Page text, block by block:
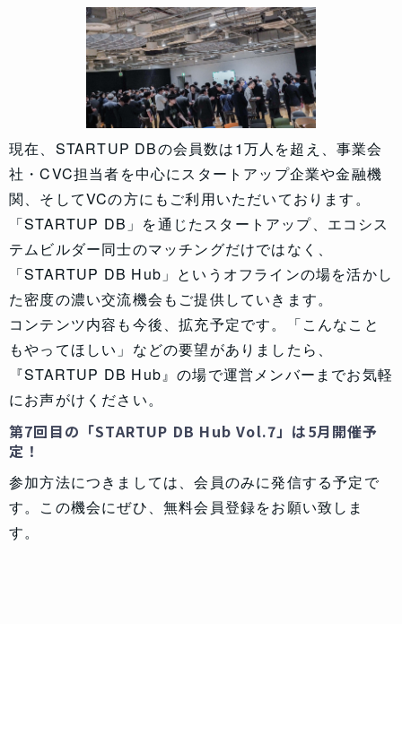
現在、STARTUP DBの会員数は1万人を超え、事業会
社・CVC担当者を中心にスタートアップ企業や金融機
関、そしてVCの方にもご利用いただいております。
「STARTUP DB」を通じたスタートアップ、エコシス
テムビルダー同士のマッチングだけではなく、
「STARTUP DB Hub」というオフラインの場を活かし
た密度の濃い交流機会もご提供していきます。
コンテンツ内容も今後、拡充予定です。「こんなこと
もやってほしい」などの要望がありましたら、
『STARTUP DB Hub』の場で運営メンバーまでお気軽
にお声がけください。
第7回目の「STARTUP DB Hub Vol.7」は5月開催予
定！
参加方法につきましては、会員のみに発信する予定で
す。この機会にぜひ、無料会員登録をお願い致しま
す。